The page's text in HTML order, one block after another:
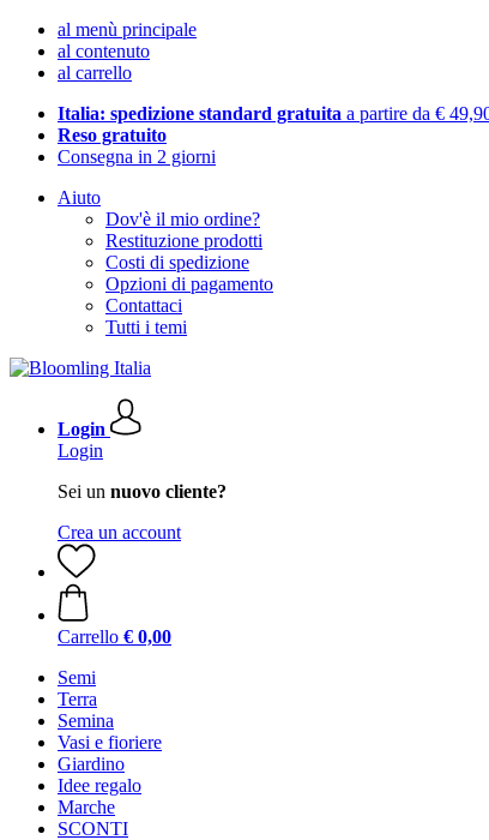
al menù principale
al contenuto
al carrello
Italia: spedizione standard gratuita a partire da €
Reso gratuito
Consegna in 2 giorni
Aiuto
Dov'è il mio ordine?
Restituzione prodotti
Costi di spedizione
Opzioni di pagamento
Contattaci
Tutti i temi
Login
Login
Sei un nuovo cliente?
Crea un account
Carrello € 0,00
Semi
Terra
Semina
Vasi e fioriere
Giardino
Idee regalo
Marche
SCONTI